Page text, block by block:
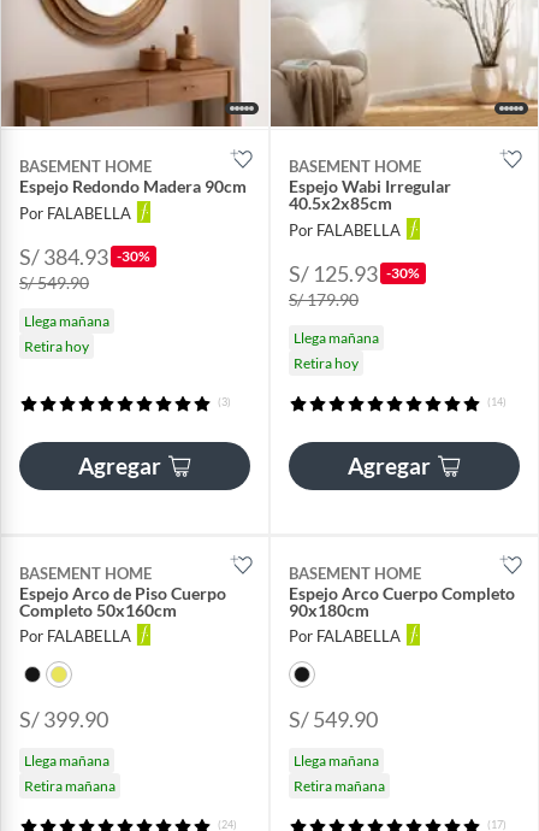
BASEMENT HOME
Espejo Redondo Madera 90cm
Por FALABELLA
S/ 384.93 -30%
S/ 549.90
Llega mañana
Retira hoy
(3)
Agregar
BASEMENT HOME
Espejo Wabi Irregular
40.5x2x85cm
Por FALABELLA
S/ 125.93 -30%
S/ 179.90
Llega mañana
Retira hoy
(14)
Agregar
BASEMENT HOME
Espejo Arco de Piso Cuerpo
Completo 50x160cm
Por FALABELLA
S/ 399.90
Llega mañana
Retira mañana
(24)
BASEMENT HOME
Espejo Arco Cuerpo Completo
90x180cm
Por FALABELLA
S/ 549.90
Llega mañana
Retira mañana
(17)